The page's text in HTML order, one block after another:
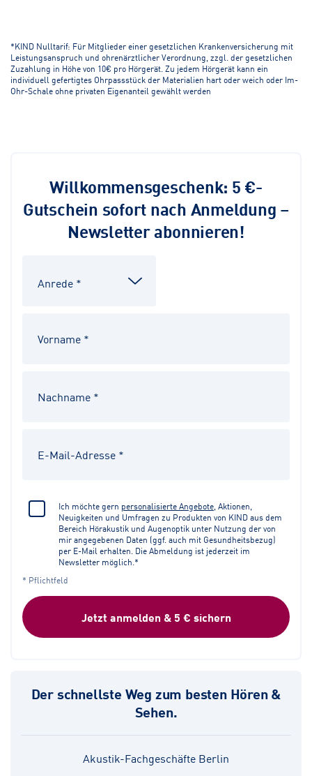
*KIND Nulltarif: Für Mitglieder einer gesetzlichen Krankenversicherung mit
Leistungsanspruch und ohrenärztlicher Verordnung, zzgl. der gesetzlichen
Zuzahlung in Höhe von 10€ pro Hörgerät. Zu jedem Hörgerät kann ein
individuell gefertigtes Ohrpassstück der Materialien hart oder weich oder Im-
Ohr-Schale ohne privaten Eigenanteil gewählt werden
Willkommensgeschenk: 5 €-
Gutschein sofort nach Anmeldung –
Newsletter abonnieren!
Ich möchte gern personalisierte Angebote , Aktionen,
Neuigkeiten und Umfragen zu Produkten von KIND aus dem
Bereich Hörakustik und Augenoptik unter Nutzung der von
mir angegebenen Daten (ggf. auch mit Gesundheitsbezug)
per E-Mail erhalten. Die Abmeldung ist jederzeit im
Newsletter möglich.*
* Pflichtfeld
Jetzt anmelden & 5 € sichern
Der schnellste Weg zum besten Hören &
Sehen.
Akustik-Fachgeschäfte Berlin